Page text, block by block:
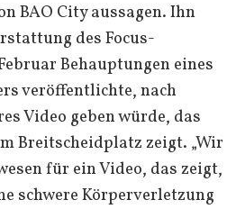
BAO City aussagen. Ihn
des Focus-
Behauptungen eines
veröffentlichte, nach
Video geben würde, das
Breitscheidplatz zeigt. „Wir
für ein Video, das zeigt,
schwere Körperverletzung